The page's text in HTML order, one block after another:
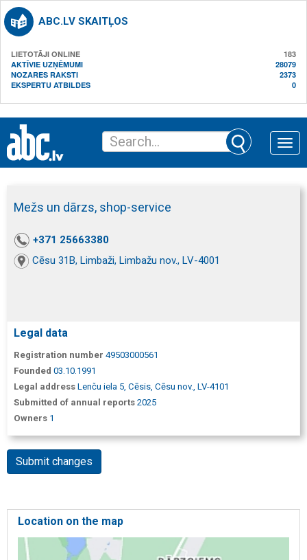
ABC.LV SKAITĻOS
LIETOTĀJI ONLINE
183
AKTĪVIE UZŅĒMUMI
28079
NOZARES RAKSTI
2373
EKSPERTU ATBILDES
0
Toggle
Mežs un dārzs, shop-service
+371 25663380
Cēsu 31B, Limbaži, Limbažu nov., LV-4001
Legal data
Registration number 49503000561
Founded 03.10.1991
Legal address Lenču iela 5, Cēsis, Cēsu nov., LV-4101
Submitted of annual reports 2025
Owners 1
Submit changes
Location on the map